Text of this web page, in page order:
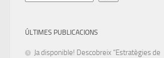
ÚLTIMES PUBLICACIONS
Ja disponible! Descobreix “Estratègies de